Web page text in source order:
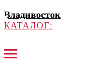
Владивосток
КАТАЛОГ: